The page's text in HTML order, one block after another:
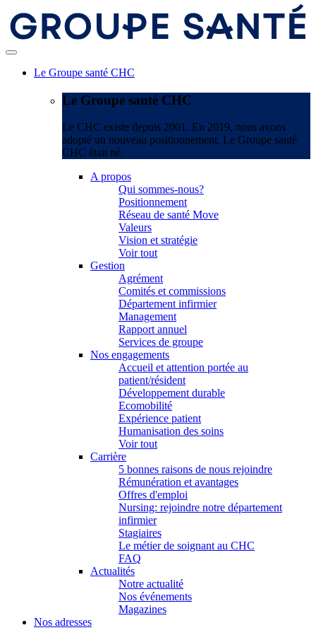
Le Groupe santé CHC
Le Groupe santé CHC
Le CHC existe depuis 2001. En 2019, nous avons
adopté un nouveau positionnement. Le Groupe santé
CHC était né.
A propos
Qui sommes-nous?
Positionnement
Réseau de santé Move
Valeurs
Vision et stratégie
Voir tout
Gestion
Agrément
Comités et commissions
Département infirmier
Management
Rapport annuel
Services de groupe
Nos engagements
Accueil et attention portée au
patient/résident
Développement durable
Ecomobilité
Expérience patient
Humanisation des soins
Voir tout
Carrière
5 bonnes raisons de nous rejoindre
Rémunération et avantages
Offres d'emploi
Nursing: rejoindre notre département
infirmier
Stagiaires
Le métier de soignant au CHC
FAQ
Actualités
Notre actualité
Nos événements
Magazines
Nos adresses